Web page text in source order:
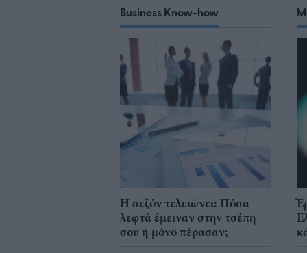
Business Know-how
Η σεζόν τελειώνει: Πόσα
λεφτά έμειναν στην τσέπη
σου ή μόνο πέρασαν;